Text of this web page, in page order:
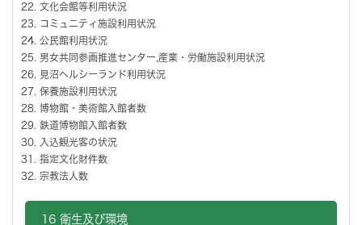
文化会館等利用状況
コミュニティ施設利用状況
公民館利用状況
男女共同参画推進センター,産業・労働施設利用状況
見沼ヘルシーランド利用状況
保養施設利用状況
博物館・美術館入館者数
鉄道博物館入館者数
入込観光客の状況
指定文化財件数
宗教法人数
16 衛生及び環境